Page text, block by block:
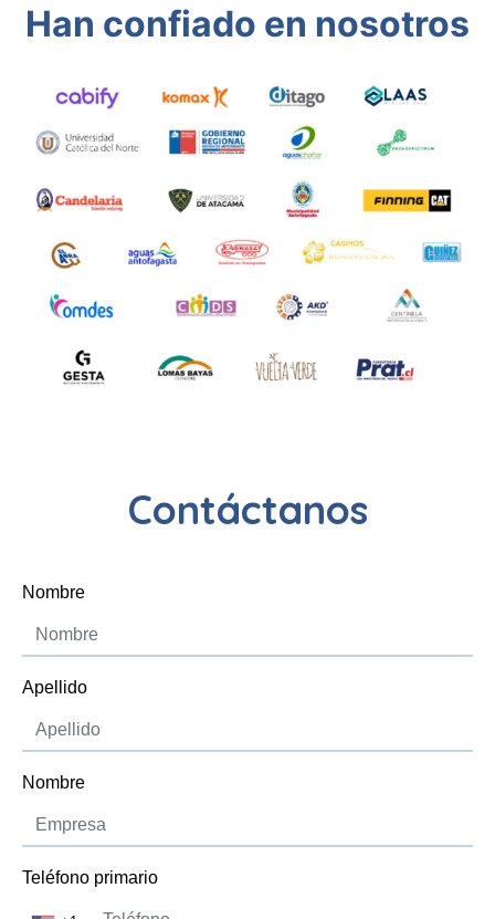
Han confiado en nosotros
Contáctanos